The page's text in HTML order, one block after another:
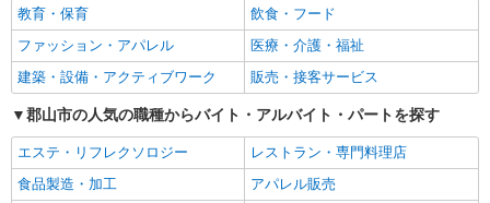
派遣社員
株式会社kotrio /●SD-H-2066404
＜郡山市＞元気も、プライベートも諦めない＊
週3〜OK/看護助手
時給1350円〜2062円 ＜日払い有/週払い有/交
通費全支給(ガソリン代含む)＞
福島県郡山市
詳細を見る
教育・保育
飲食・フード
ファッション・アパレル
医療・介護・福祉
建築・設備・アクティブワーク
販売・接客サービス
郡山市の人気の職種からバイト・アルバイト・パートを探す
エステ・リフレクソロジー
レストラン・専門料理店
食品製造・加工
アパレル販売